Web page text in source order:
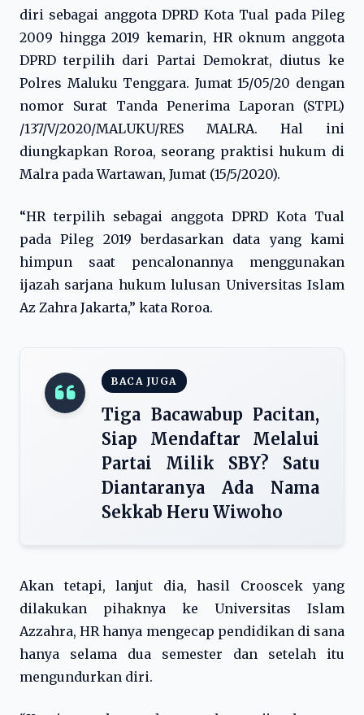
diri sebagai anggota DPRD Kota Tual pada Pileg
2009 hingga 2019 kemarin, HR oknum anggota
DPRD terpilih dari Partai Demokrat, diutus ke
Polres Maluku Tenggara. Jumat 15/05/20 dengan
nomor Surat Tanda Penerima Laporan (STPL)
/137/V/2020/MALUKU/RES MALRA. Hal ini
diungkapkan Roroa, seorang praktisi hukum di
Malra pada Wartawan, Jumat (15/5/2020).
“HR terpilih sebagai anggota DPRD Kota Tual
pada Pileg 2019 berdasarkan data yang kami
himpun saat pencalonannya menggunakan
ijazah sarjana hukum lulusan Universitas Islam
Az Zahra Jakarta,” kata Roroa.
BACA JUGA
Tiga Bacawabup Pacitan,
Siap Mendaftar Melalui
Partai Milik SBY? Satu
Diantaranya Ada Nama
Sekkab Heru Wiwoho
Akan tetapi, lanjut dia, hasil Crooscek yang
dilakukan pihaknya ke Universitas Islam
Azzahra, HR hanya mengecap pendidikan di sana
hanya selama dua semester dan setelah itu
mengundurkan diri.